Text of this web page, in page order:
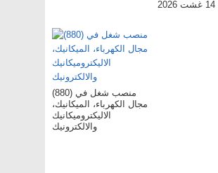
(880) منصب شغل في
مجال الكهرباء، الميكانيك،
الاليكتروميكانيك
والالكترونيك